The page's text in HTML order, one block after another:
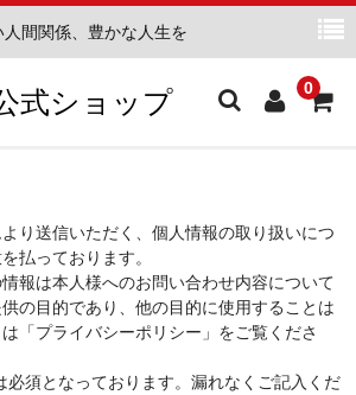
間関係、豊かな人生を
式ショップ 0
ト
り送信いただく、個人情報の取り扱いにつ
払っております。
報は本人様へのお問い合わせ内容について
の目的であり、他の目的に使用することは
「プライバシーポリシー」をご覧くださ
必須となっております。漏れなくご記入くだ